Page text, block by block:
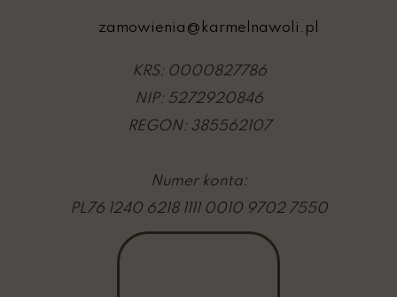
zamowienia@karmelnawoli.pl
KRS: 0000827786
NIP: 5272920846
REGON: 385562107
Numer konta:
PL76 1240 6218 1111 0010 9702 7550